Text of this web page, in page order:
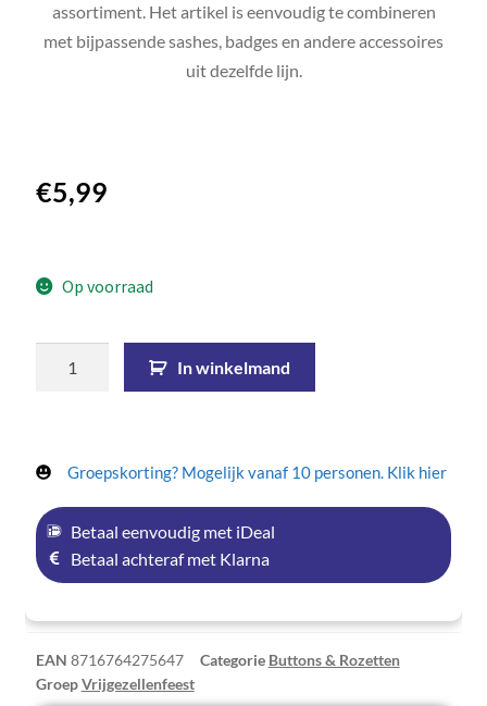
assortiment. Het artikel is eenvoudig te combineren
met bijpassende sashes, badges en andere accessoires
uit dezelfde lijn.
€5,99
Op voorraad
In winkelmand
Groepskorting? Mogelijk vanaf 10 personen. Klik hier
Betaal eenvoudig met iDeal
Betaal achteraf met Klarna
EAN 8716764275647 Categorie Buttons & Rozetten
GroepVrijgezellenfeest